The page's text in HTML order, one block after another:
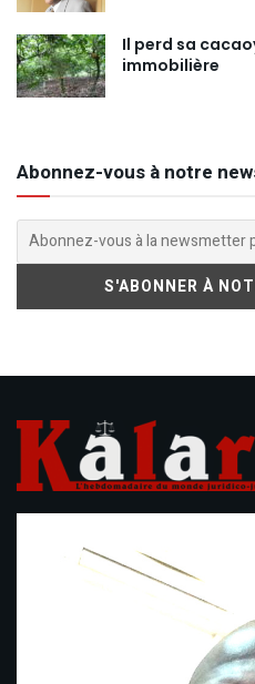
Il perd sa
immobilière
Abonnez-vous à notre